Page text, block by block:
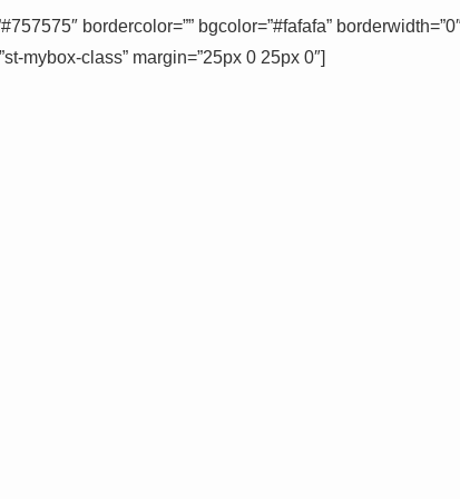
bordercolor=”” bgcolor=”#fafafa”
mybox-class” margin=”25px 0 25px 0″]